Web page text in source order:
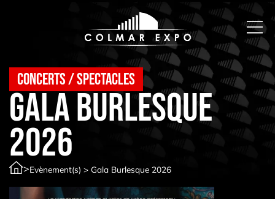
Concerts / spectacles
Gala Burlesque
2026
>Evènement(s) >Gala Burlesque 2026